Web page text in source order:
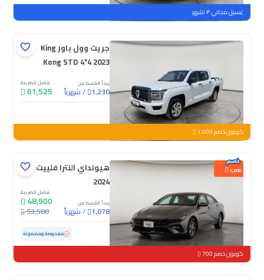
غسيل مجاني ٣ اشهر
جريت وول باور King
Kong STD 4*4 2023
يبدأ القسط من
1,230
/شهرياً
شامل الضريبة
61,525
جديدة
كوبون خصم 1,000
4,600
هيونداي النترا فلييت
2024
يبدأ القسط من
1,078
/شهرياً
شامل الضريبة
48,900
53,500
مستعملة 76,154 كم مفحوصة ومضمونة
كوبون خصم 700